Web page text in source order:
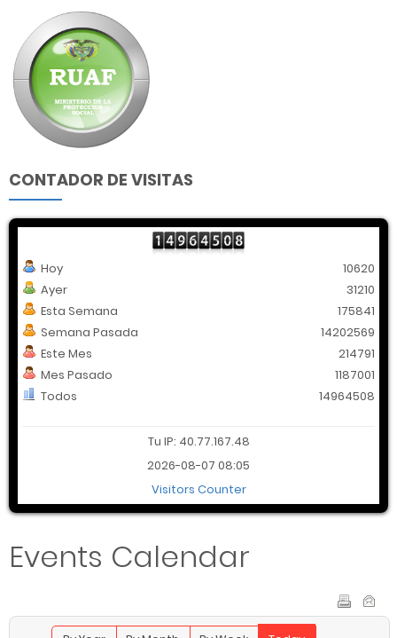
CONTADOR DE VISITAS
Hoy
Ayer
Esta Semana
Semana Pasada
Este Mes
Mes Pasado
Todos
10620
31210
175841
14202569
214791
1187001
14964508
Tu IP: 40.77.167.48
2026-08-07 08:05
Visitors Counter
Events Calendar